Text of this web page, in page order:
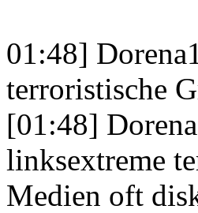
01:48]
terroristische
[01:48]
linksextreme
Medien oft